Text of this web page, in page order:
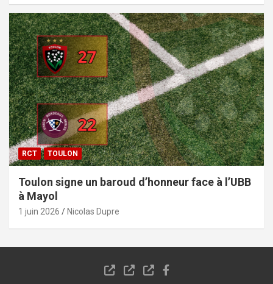
RCT TOULON
Toulon signe un baroud d’honneur face à l’UBB
à Mayol
1 juin 2026 Nicolas Dupre